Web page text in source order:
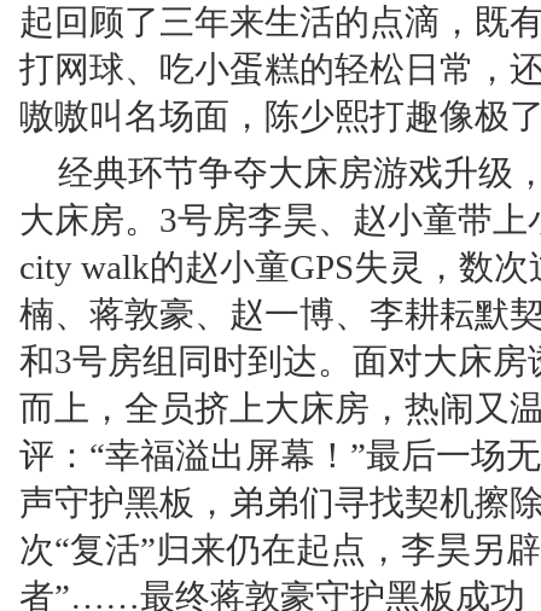
起回顾了三年来生活的点滴，既
打网球、吃小蛋糕的轻松日常，
嗷嗷叫名场面，陈少熙打趣像极
经典环节争夺大床房游戏升级
大床房。3号房李昊、赵小童带
city walk的赵小童GPS失灵，数
楠、蒋敦豪、赵一博、李耕耘默
和3号房组同时到达。面对大床
而上，全员挤上大床房，热闹又
评：“幸福溢出屏幕！”最后一场
声守护黑板，弟弟们寻找契机擦
次“复活”归来仍在起点，李昊另
者”……最终蒋敦豪守护黑板成功